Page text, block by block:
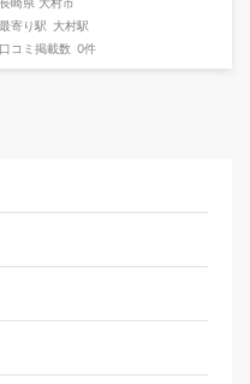
長崎県 大村市
最寄り駅 大村駅
口コミ掲載数 0件